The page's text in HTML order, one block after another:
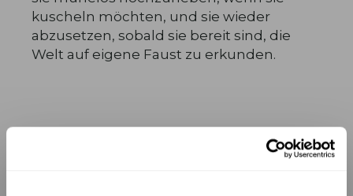
kuscheln möchten, und sie wieder
abzusetzen, sobald sie bereit sind, die
Welt auf eigene Faust zu erkunden.